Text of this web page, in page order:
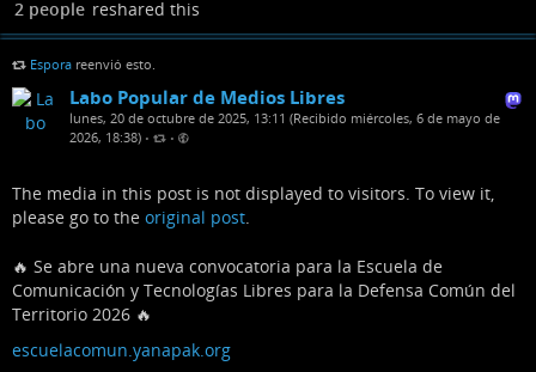
2 people reshared this
Espora reenvió esto.
Labo Popular de Medios Libres
lunes, 20 de octubre de 2025, 13:11 (Recibido miércoles, 6 de mayo de
2026, 18:38) • •
The media in this post is not displayed to visitors. To view it,
please go to the original post.
🔥 Se abre una nueva convocatoria para la Escuela de
Comunicación y Tecnologías Libres para la Defensa Común del
Territorio 2026 🔥
escuelacomun.yanapak.org